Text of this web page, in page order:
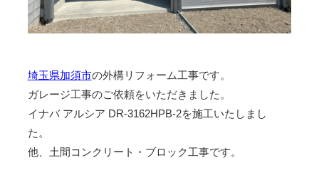
埼玉県加須市の外構リフォーム工事です。
ガレージ工事のご依頼をいただきました。
イナバ アルシア DR-3162HPB-2を施工いたしまし
た。
他、土間コンクリート・ブロック工事です。